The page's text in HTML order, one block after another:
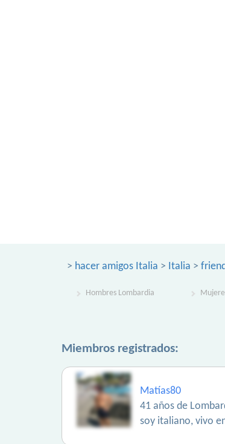
> hacer amigos Italia > Italia >
Hombres Lombardia
Miembros registrados:
Matías80
41 años de
soy italiano, vivo